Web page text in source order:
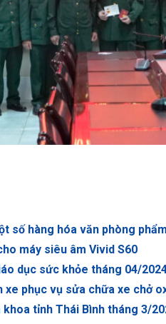
số hàng hóa văn phòng
máy siêu âm Vivid S60
dục sức khỏe tháng 04/
xe phục vụ sửa chữa xe chở
tỉnh Thái Bình tháng 3/